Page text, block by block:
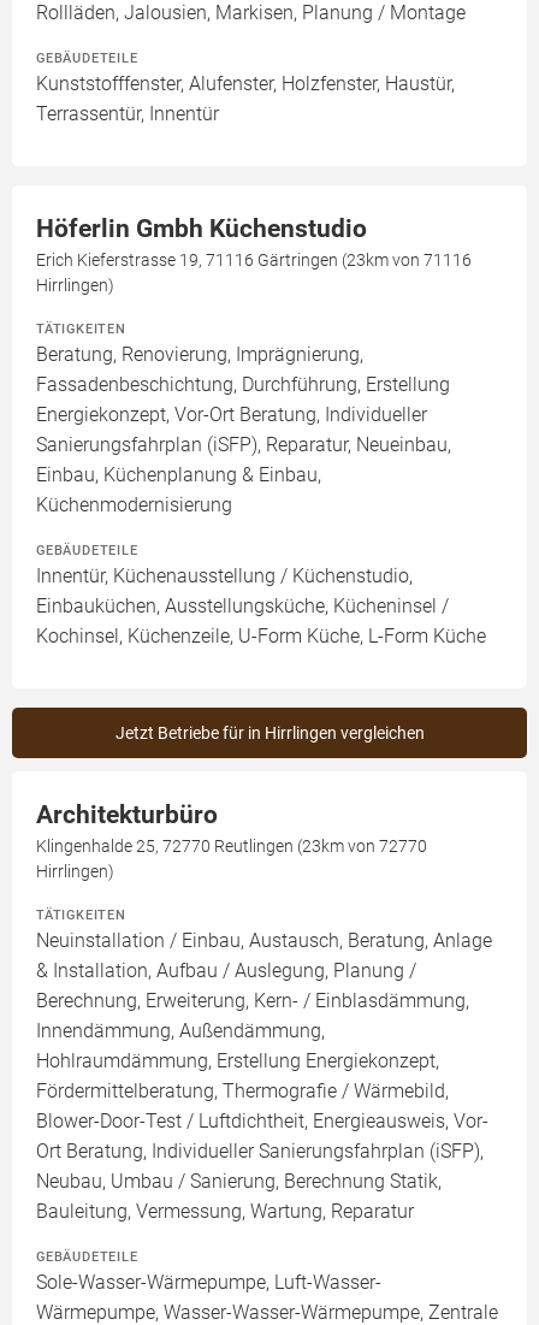
Rollläden, Jalousien, Markisen, Planung / Montage
GEBÄUDETEILE
Kunststofffenster, Alufenster, Holzfenster, Haustür,
Terrassentür, Innentür
Höferlin Gmbh Küchenstudio
Erich Kieferstrasse 19, 71116 Gärtringen (23km von 71116
Hirrlingen)
TÄTIGKEITEN
Beratung, Renovierung, Imprägnierung,
Fassadenbeschichtung, Durchführung, Erstellung
Energiekonzept, Vor-Ort Beratung, Individueller
Sanierungsfahrplan (iSFP), Reparatur, Neueinbau,
Einbau, Küchenplanung & Einbau,
Küchenmodernisierung
GEBÄUDETEILE
Innentür, Küchenausstellung / Küchenstudio,
Einbauküchen, Ausstellungsküche, Kücheninsel /
Kochinsel, Küchenzeile, U-Form Küche, L-Form Küche
Jetzt Betriebe für in Hirrlingen vergleichen
Architekturbüro
Klingenhalde 25, 72770 Reutlingen (23km von 72770
Hirrlingen)
TÄTIGKEITEN
Neuinstallation / Einbau, Austausch, Beratung, Anlage
& Installation, Aufbau / Auslegung, Planung /
Berechnung, Erweiterung, Kern- / Einblasdämmung,
Innendämmung, Außendämmung,
Hohlraumdämmung, Erstellung Energiekonzept,
Fördermittelberatung, Thermografie / Wärmebild,
Blower-Door-Test / Luftdichtheit, Energieausweis, Vor-
Ort Beratung, Individueller Sanierungsfahrplan (iSFP),
Neubau, Umbau / Sanierung, Berechnung Statik,
Bauleitung, Vermessung, Wartung, Reparatur
GEBÄUDETEILE
Sole-Wasser-Wärmepumpe, Luft-Wasser-
Wärmepumpe, Wasser-Wasser-Wärmepumpe, Zentrale